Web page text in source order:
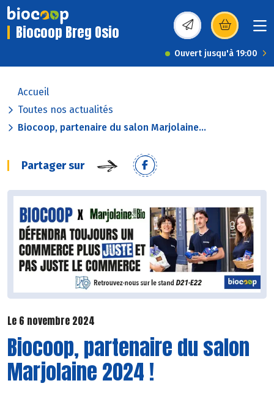
Biocoop Breg Osio (s’ouvre dans une
Ouvert jusqu'à 19:00
Accueil
Toutes nos actualités
Biocoop, partenaire du salon Marjolaine...
Partager sur
Le 6 novembre 2024
Biocoop, partenaire du salon
Marjolaine 2024 !